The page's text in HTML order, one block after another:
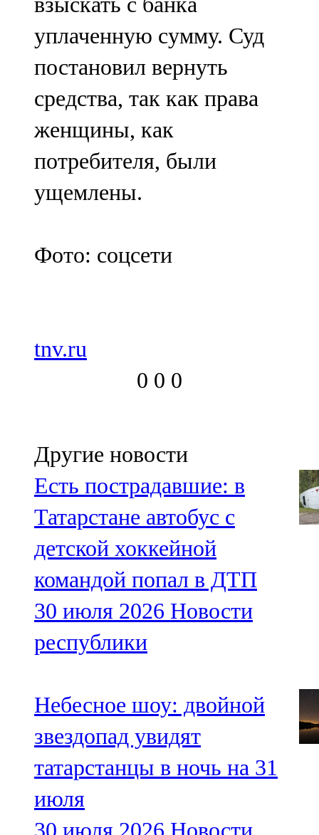
уплаченную сумму. Суд
постановил вернуть
средства, так как права
женщины, как
потребителя, были
ущемлены.
Фото: соцсети
tnv.ru
0 0 0
Другие новости
Есть пострадавшие: в
Татарстане автобус с
детской хоккейной
командой попал в ДТП
30 июля 2026 Новости
республики
Небесное шоу: двойной
звездопад увидят
татарстанцы в ночь на 31
июля